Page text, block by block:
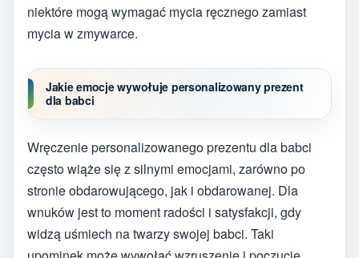
niektóre mogą wymagać mycia ręcznego zamiast
mycia w zmywarce.
Jakie emocje wywołuje personalizowany prezent
dla babci
Wręczenie personalizowanego prezentu dla babci
często wiąże się z silnymi emocjami, zarówno po
stronie obdarowującego, jak i obdarowanej. Dla
wnuków jest to moment radości i satysfakcji, gdy
widzą uśmiech na twarzy swojej babci. Taki